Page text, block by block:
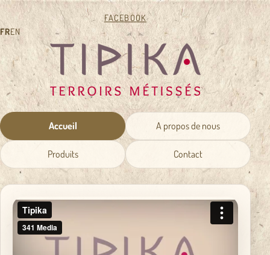
FACEBOOK
FREN
Accueil A propos de nous
Produits Contact